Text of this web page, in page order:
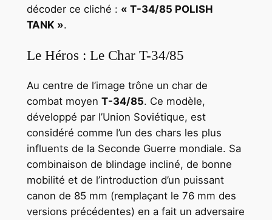
décoder ce cliché : « T-34/85 POLISH
TANK ».
Le Héros : Le Char T-34/85
Au centre de l’image trône un char de
combat moyen T-34/85. Ce modèle,
développé par l’Union Soviétique, est
considéré comme l’un des chars les plus
influents de la Seconde Guerre mondiale. Sa
combinaison de blindage incliné, de bonne
mobilité et de l’introduction d’un puissant
canon de 85 mm (remplaçant le 76 mm des
versions précédentes) en a fait un adversaire